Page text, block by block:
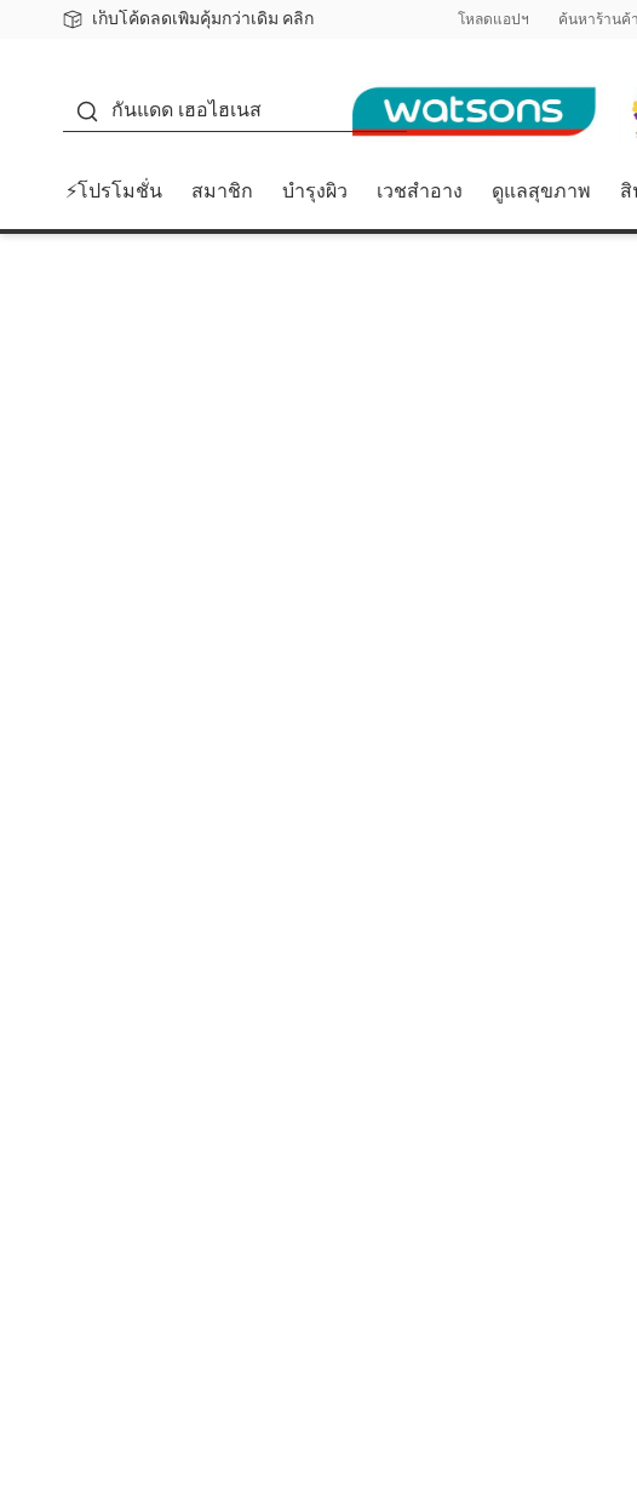
เก็บโค้ดลดเพิ่มคุ้มกว่าเดิม คลิก
ชอปออนไลน์ครั้งแรก ลดเพิ่มจุก ๆ 10%! 🎉
📦ส่งฟรี! เมื่อชอป 499฿
สมาชิกวัตสัน คลับดียังไง? โหลดแอปฯ ค้นหาร้านค้า
กันแดด เฮอไฮเนส
⚡โปรโมชั่น สมาชิก บำรุงผิว เวชสำอาง ดูแลสุขภาพ สิ